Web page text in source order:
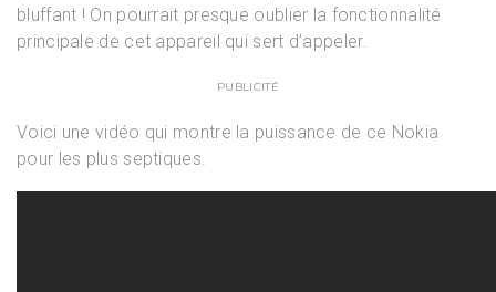
bluffant ! On pourrait presque oublier la fonctionnalité
principale de cet appareil qui sert d’appeler.
PUBLICITÉ
Voici une vidéo qui montre la puissance de ce Nokia
pour les plus septiques.